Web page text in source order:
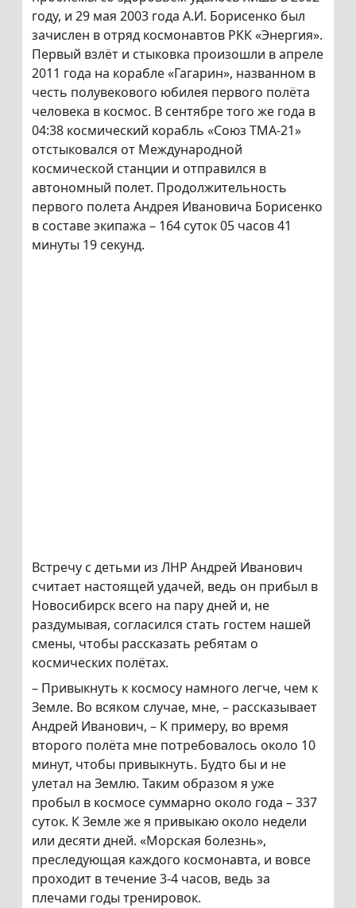
году, и 29 мая 2003 года А.И. Борисенко был
зачислен в отряд космонавтов РКК «Энергия».
Первый взлёт и стыковка произошли в апреле
2011 года на корабле «Гагарин», названном в
честь полувекового юбилея первого полёта
человека в космос. В сентябре того же года в
04:38 космический корабль «Союз ТМА-21»
отстыковался от Международной
космической станции и отправился в
автономный полет. Продолжительность
первого полета Андрея Ивановича Борисенко
в составе экипажа – 164 суток 05 часов 41
минуты 19 секунд.
Встречу с детьми из ЛНР Андрей Иванович
считает настоящей удачей, ведь он прибыл в
Новосибирск всего на пару дней и, не
раздумывая, согласился стать гостем нашей
смены, чтобы рассказать ребятам о
космических полётах.
– Привыкнуть к космосу намного легче, чем к
Земле. Во всяком случае, мне, – рассказывает
Андрей Иванович, – К примеру, во время
второго полёта мне потребовалось около 10
минут, чтобы привыкнуть. Будто бы и не
улетал на Землю. Таким образом я уже
пробыл в космосе суммарно около года – 337
суток. К Земле же я привыкаю около недели
или десяти дней. «Морская болезнь»,
преследующая каждого космонавта, и вовсе
проходит в течение 3-4 часов, ведь за
плечами годы тренировок.